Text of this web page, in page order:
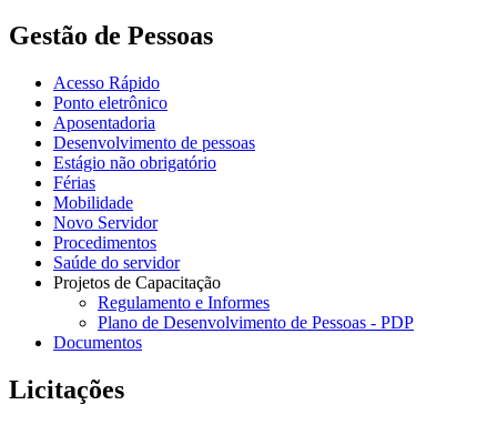
Gestão de Pessoas
Acesso Rápido
Ponto eletrônico
Aposentadoria
Desenvolvimento de pessoas
Estágio não obrigatório
Férias
Mobilidade
Novo Servidor
Procedimentos
Saúde do servidor
Projetos de Capacitação
Regulamento e Informes
Plano de Desenvolvimento de Pessoas - PDP
Documentos
Licitações